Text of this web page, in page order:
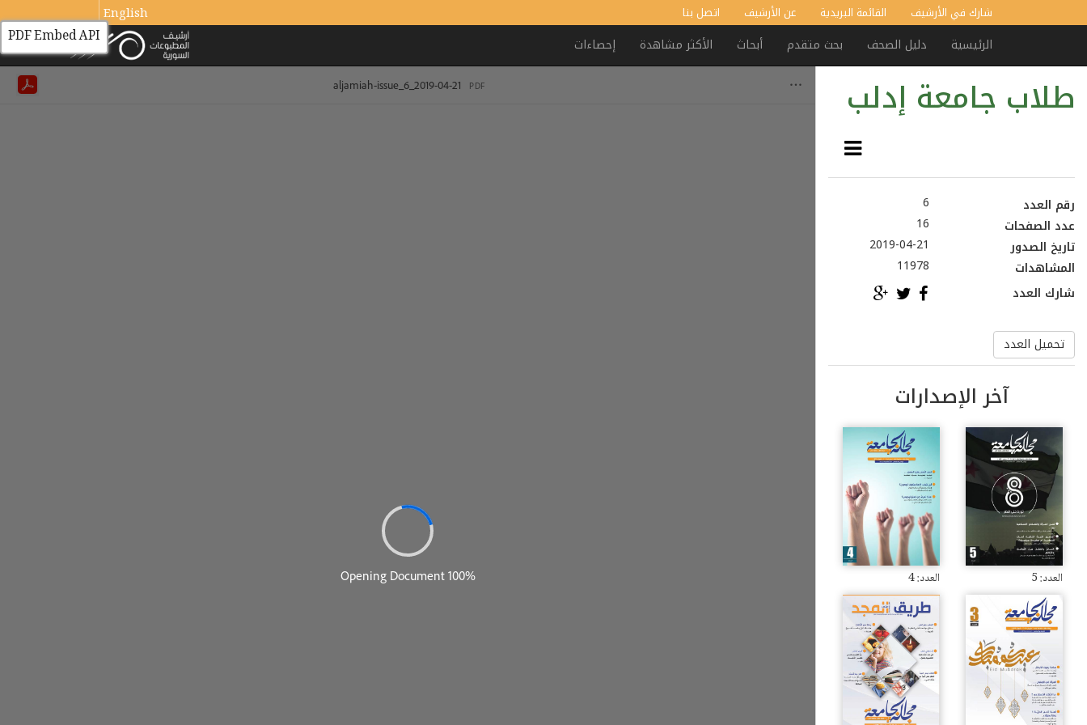
شارك في الأرشيف القائمة البريدية عن الأرشيف اتصل بنا English
الرئيسية دليل الصحف بحث متقدم أبحاث الأكثر مشاهدة إحصاءات
طلاب جامعة إدلب
رقم العدد
6
عدد الصفحات
16
تاريخ الصدور
2019-04-21
المشاهدات
11978
شارك العدد
تحميل العدد
آخر الإصدارات
العدد: 5 العدد: 4
PDF Embed API